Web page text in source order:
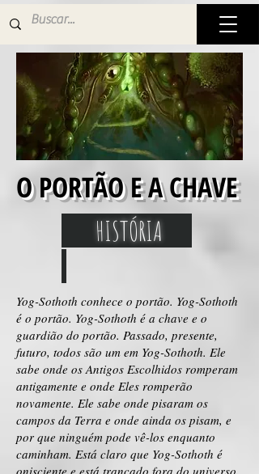
O PORTÃO E A CHAVE
HISTÓRIA
Yog-Sothoth conhece o portão. Yog-Sothoth
é o portão. Yog-Sothoth é a chave e o
guardião do portão. Passado, presente,
futuro, todos são um em Yog-Sothoth. Ele
sabe onde os Antigos Escolhidos romperam
antigamente e onde Eles romperão
novamente. Ele sabe onde pisaram os
campos da Terra e onde ainda os pisam, e
por que ninguém pode vê-los enquanto
caminham. Está claro que Yog-Sothoth é
onisciente e está trancado fora do universo,